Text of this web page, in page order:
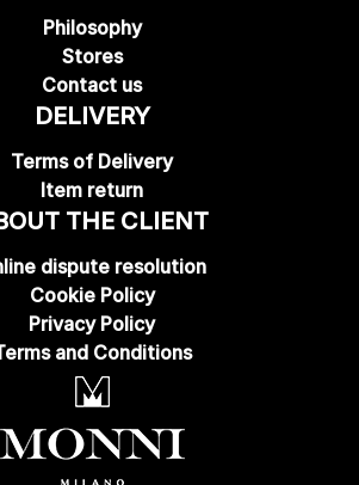
Philosophy
Stores
Contact us
DELIVERY
Terms of Delivery
Item return
THE CLIENT
dispute resolution
Cookie Policy
Privacy Policy
and Conditions